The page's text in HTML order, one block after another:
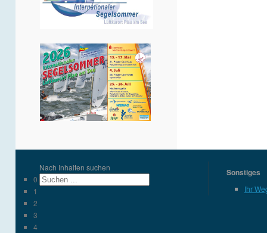
0
1
2
3
4
Nach Inhalten suchen Sonstiges
Ihr